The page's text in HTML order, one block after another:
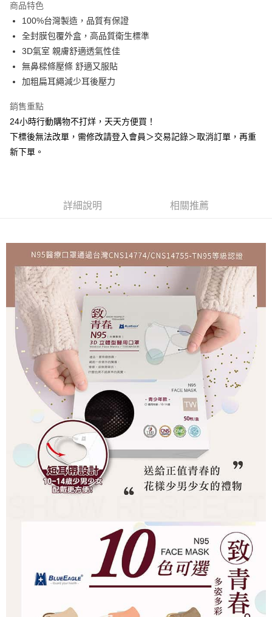
Google Pay
全盈+PAY
AFTEE先享後付
相關說明
【關於「AFTEE先享後付」】
便利好安心！
１．簡單：不需註冊會員、不需綁卡、不需儲值。
２．便利：只要手機號碼，簡訊認證，即可結帳。
３．安心：先確認商品／服務後，再付款。
３．收到繳費通知簡訊後14天內，點擊此簡訊中的連結，可透過四大超商／
後付繳納相關費用。
※ 交易是否成功請以「AFTEE先享後付 」之結帳頁面顯示為準，若有關於
是否繳費成功／繳費後需取消欲退款等相關疑問，請聯繫「AFTEE先享後付
客戶支援中心」
https://netprotections.freshdesk.com/support/home
【注意事項】
１．透過由恩沛科技股份有限公司提供之「AFTEE先享後付」服務完成之交
易，需依本服務之必要範圍內提供個人資料，並將交易相關給付款項請求債
權轉讓予恩沛科技股份有限公司。
２．關於個人資料處理事宜，請瀏覽以下網址：
https://aftee.tw/terms/#terms3
３．未成年的使用者請事先徵得法定代理人或監護人之同意方可使用
「AFTEE先享後付」，若未經同意申辦者引起之損失，本公司不負相關責
４．使用「AFTEE先享後付」時，將依據個別帳號之用戶狀況，依本公司即
時審查核予不同之上限額度；若仍有額度不足之情形，本公司將視審查結果
請求用戶進行身份認證。
５．嚴禁一人註冊多個帳號或使用他人資訊註冊。若發現惡意使用之情形，
恩沛科技股份有限公司將有權停止該用戶之使用額度並採取法律行動。
運送方式
全家取貨付款
每筆NT$60，滿NT$2,000(含以上)免運費
付款後7-11取貨
每筆NT$60，滿NT$2,000(含以上)免運費
一般地區宅配<如偏遠地區會員請勿選擇一般宅配，請點選其他選項
內「偏遠地區宅配」>
每筆NT$90，滿NT$2,000(含以上)免運費
🚚偏遠地區宅配<請務必選擇此配送方式，偏遠地區可參照『首頁→
會員需知→偏遠地區配送事項』
每筆NT$120
🚢離島配送
每筆NT$250
商品特色
100%台灣製造，品質有保證
全封膜包覆外盒，高品質衛生標準
3D氣室 親膚舒適透氣性佳
無鼻樑條壓條 舒適又服貼
加粗扁耳繩減少耳後壓力
銷售重點
24小時行動購物不打烊，天天方便買！
下標後無法改單，需修改請登入會員＞交易記錄＞取消訂單，再重
新下單。
詳細說明 相關推薦